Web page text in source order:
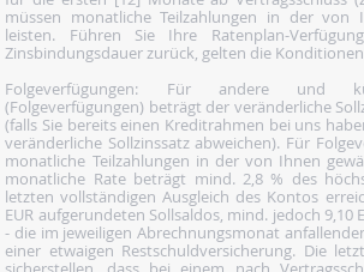
müssen monatliche Teilzahlungen in der von
leisten. Führen Sie Ihre Ratenplan-
Zinsbindungsdauer zurück, gelten die
Folgeverfügungen: Für andere und
(Folgeverfügungen) beträgt der veränderliche
(falls Sie bereits einen Kreditrahmen bei uns
veränderliche Sollzinssatz abweichen). Für
monatliche Teilzahlungen in der von Ihnen
monatliche Rate beträgt mind. 2,8 % des
letzten vollständigen Ausgleich des Kontos
EUR aufgerundeten Sollsaldos, mind. jedoch 9,10
- die im jeweiligen Abrechnungsmonat
einer etwaigen Restschuldversicherung. Die